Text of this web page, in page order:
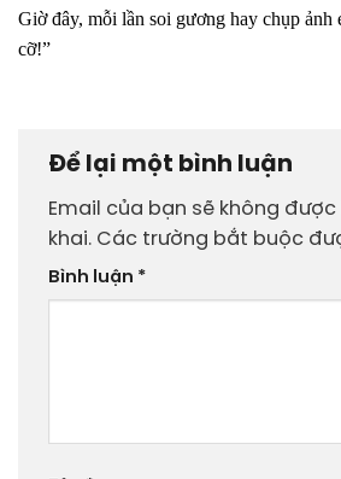
Giờ đây, mỗi lần soi gương hay chụp ảnh
cỡ!”
Để lại một bình luận
Email của bạn sẽ không
khai. Các trường bắt buộc
Bình luận *